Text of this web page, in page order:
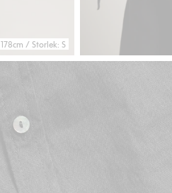
178cm / Storlek: S